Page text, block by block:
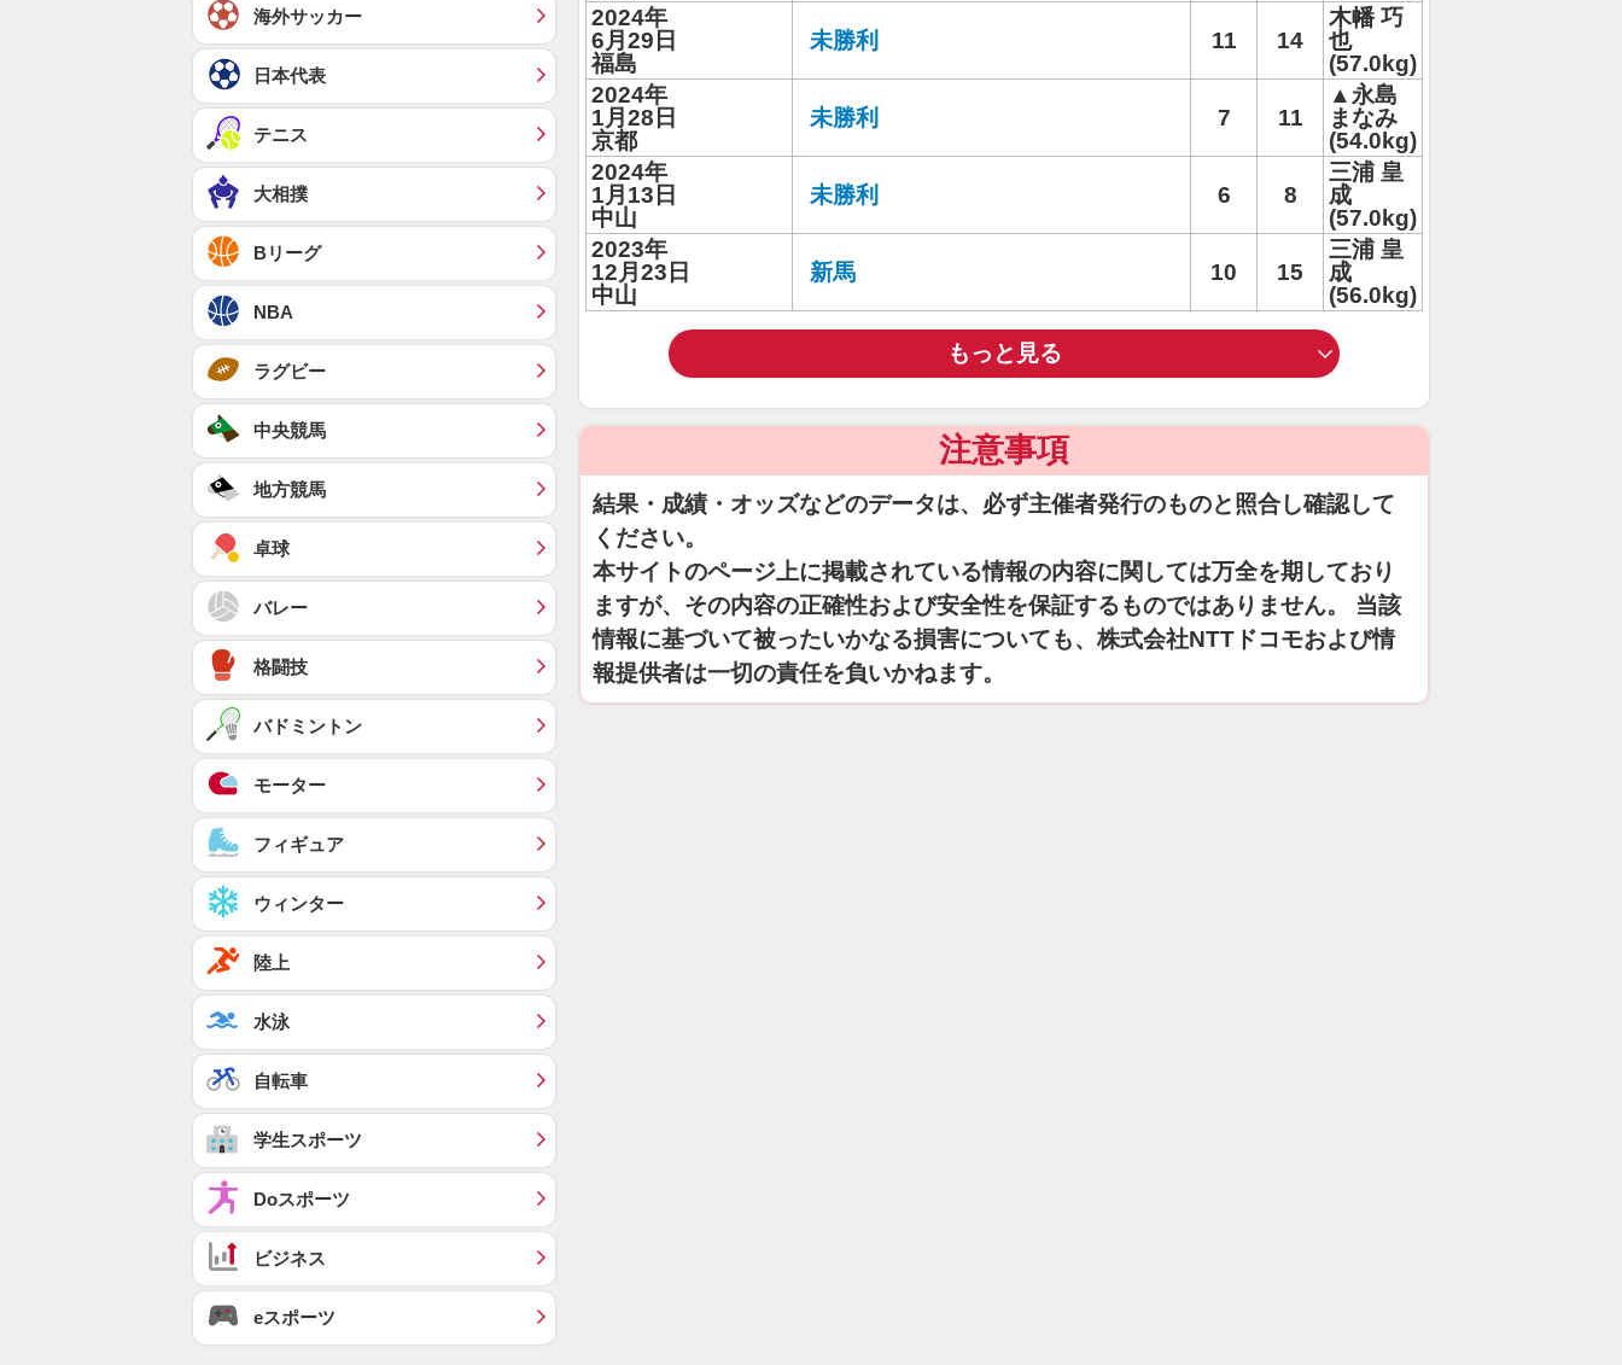
2024年
6月29日
福島
未勝利 11 14
木幡 巧
也
(57.0kg)
2024年
1月28日
京都
未勝利 7 11
▲永島
まなみ
(54.0kg)
2024年
1月13日
中山
未勝利 6 8
三浦 皇
成
(57.0kg)
2023年
12月23日
中山
新馬 10 15
三浦 皇
成
(56.0kg)
もっと見る
注意事項
結果・成績・オッズなどのデータは、必ず主催者発行のものと照合し確認して
ください。
本サイトのページ上に掲載されている情報の内容に関しては万全を期しており
ますが、その内容の正確性および安全性を保証するものではありません。 当該
情報に基づいて被ったいかなる損害についても、株式会社NTTドコモおよび情
報提供者は一切の責任を負いかねます。
海外サッカー
日本代表
テニス
大相撲
Bリーグ
NBA
ラグビー
中央競馬
地方競馬
卓球
バレー
格闘技
バドミントン
モーター
フィギュア
ウィンター
陸上
水泳
自転車
学生スポーツ
Doスポーツ
ビジネス
eスポーツ